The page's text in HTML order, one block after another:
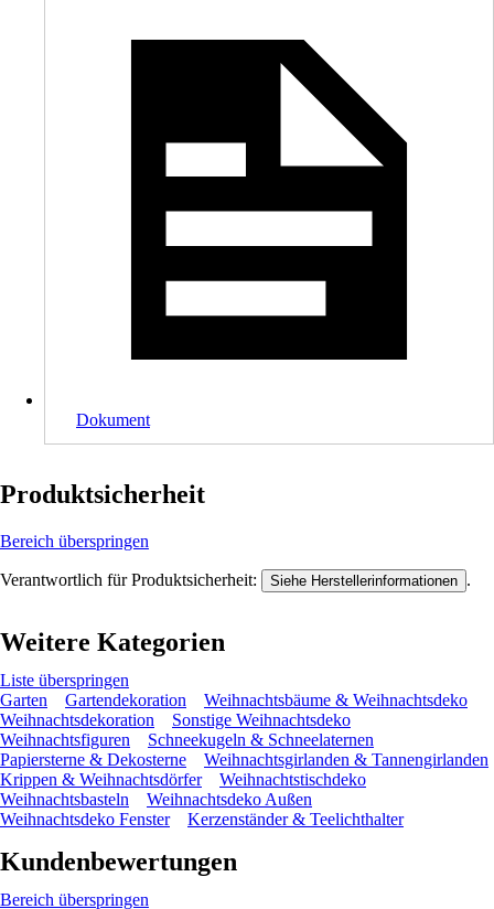
Dokument
Produktsicherheit
Bereich überspringen
Verantwortlich für Produktsicherheit: Siehe Herstellerinformationen .
Weitere Kategorien
Liste überspringen
Garten
Gartendekoration
Weihnachtsbäume & Weihnachtsdeko
Weihnachtsdekoration
Sonstige Weihnachtsdeko
Weihnachtsfiguren
Schneekugeln & Schneelaternen
Papiersterne & Dekosterne
Weihnachtsgirlanden & Tannengirlanden
Krippen & Weihnachtsdörfer
Weihnachtstischdeko
Weihnachtsbasteln
Weihnachtsdeko Außen
Weihnachtsdeko Fenster
Kerzenständer & Teelichthalter
Kundenbewertungen
Bereich überspringen